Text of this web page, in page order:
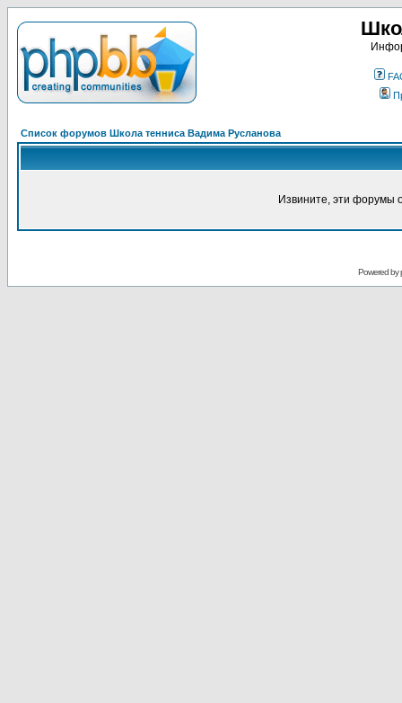
Список форумов Школа тенниса Вадима Русланова
Извините, эти форумы
Powered by